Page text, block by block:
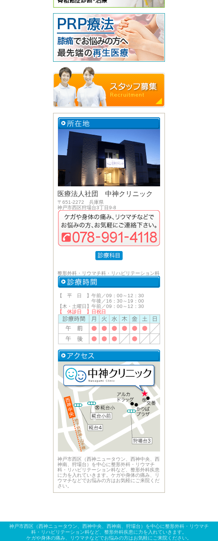
医療法人社団 中神クリニック
〒651-2272 兵庫県
神戸市西区狩場台3丁目9-8
整形外科・リウマチ科・リハビリテーション科
【 平 日 】午前／09：00～12：30
午後／16：30～19：00
【木・土曜日】午前／09：00～12：30
【 休診日 】日祝日
神戸市西区（西神ニュータウン、西神中央、西
神南、狩場台）を中心に整形外科・リウマチ
科・リハビリテーション科など、整形外科疾患
に力を入れていきます。ケガや身体の痛み、リ
ウマチなどでお悩みの方はお気軽にご来院くだ
さい。
神戸市西区（西神ニュータウン、西神中央、西神南、狩場台）を中心に整形外科・リウマチ
科・リハビリテーション科など、整形外科疾患に力を入れていきます。
ケガや身体の痛み、リウマチなどでお悩みの方はお気軽にご来院ください。